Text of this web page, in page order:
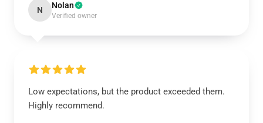
N Nolan
Verified owner
Low expectations, but the product exceeded them.
Highly recommend.